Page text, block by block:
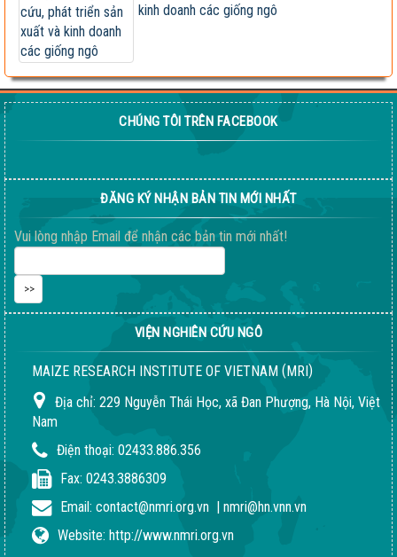
HỘI THẢO KHOA HỌC “TỔNG KẾT CÔNG TÁC
NGHIÊN CỨU KHOA HỌC VÀ...
Giúp nông dân sản xuất ngô sinh khối theo tư duy
thị trường
Thông báo tuyển dụng 2022
kinh doanh các giống ngô
CHÚNG TÔI TRÊN FACEBOOK
ĐĂNG KÝ NHẬN BẢN TIN MỚI NHẤT
Vui lòng nhập Email để nhận các bản tin mới nhất!
VIỆN NGHIÊN CỨU NGÔ
MAIZE RESEARCH INSTITUTE OF VIETNAM (MRI)
Địa chỉ: 229 Nguyễn Thái Học, xã Đan Phượng, Hà Nội, Việt
Nam
Điện thoại: 02433.886.356
Fax: 0243.3886309
Email: contact@nmri.org.vn | nmri@hn.vnn.vn
Website: http://www.nmri.org.vn